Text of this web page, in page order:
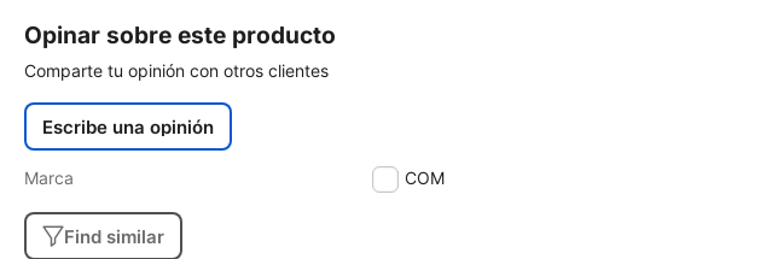
Opinar sobre este producto
Comparte tu opinión con otros clientes
Escribe una opinión
Marca SYSCOM
Find similar